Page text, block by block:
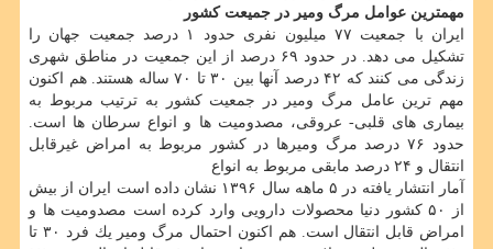
مهمترین عوامل مرگ ومیر در جمیعت كشور
ایران با جمعیت ۷۷ میلیون نفری حدود ۱ درصد جمعیت جهان را
تشكیل می دهد. در حدود ۶۹ درصد از این جمعیت در مناطق شهری
زندگی می كنند كه ۴۲ درصد آنها بین ۳۰ تا ۷۰ ساله هستند. هم اكنون
مهم ترین عامل مرگ ومیر در جمعیت كشور به ترتیب مربوط به
بیماری های قلبی- عروقی، مصدومیت ها و انواع سرطان ها است.
حدود ۷۶ درصد مرگ ومیرها در كشور مربوط به امراض غیرقابل
انتقال و ۲۴ درصد مابقی مربوط به انواع
آمار انتشار یافته در ۵ ماهه سال ۱۳۹۶ نشان داده است ایران از بیش
از ۵۰ كشور دنیا محصولات دارویی وارد كرده است مصدومیت ها و
امراض قابل انتقال است. هم اكنون احتمال مرگ ومیر یك فرد ۳۰ تا